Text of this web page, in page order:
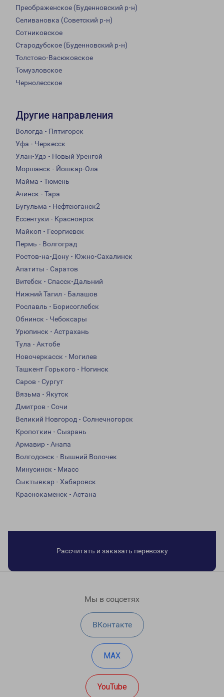
Преображенское (Буденновский р-н)
Селивановка (Советский р-н)
Сотниковское
Стародубское (Буденновский р-н)
Толстово-Васюковское
Томузловское
Чернолесское
Другие направления
Вологда - Пятигорск
Уфа - Черкесск
Улан-Удэ - Новый Уренгой
Моршанск - Йошкар-Ола
Майма - Тюмень
Ачинск - Тара
Бугульма - Нефтеюганск2
Ессентуки - Красноярск
Майкоп - Георгиевск
Пермь - Волгоград
Ростов-на-Дону - Южно-Сахалинск
Апатиты - Саратов
Витебск - Спасск-Дальний
Нижний Тагил - Балашов
Рославль - Борисоглебск
Обнинск - Чебоксары
Урюпинск - Астрахань
Тула - Актобе
Новочеркасск - Могилев
Ташкент Горького - Ногинск
Саров - Сургут
Вязьма - Якутск
Дмитров - Сочи
Великий Новгород - Солнечногорск
Кропоткин - Сызрань
Армавир - Анапа
Волгодонск - Вышний Волочек
Минусинск - Миасс
Сыктывкар - Хабаровск
Краснокаменск - Астана
Рассчитать и заказать перевозку
Мы в соцсетях
ВКонтакте
MAX
YouTube